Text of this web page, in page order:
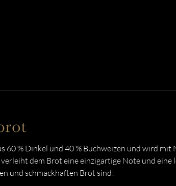
60 % Dinkel und 40 % Buchweizen und wird mit
dem Brot eine einzigartige Note und eine
und schmackhaften Brot sind!